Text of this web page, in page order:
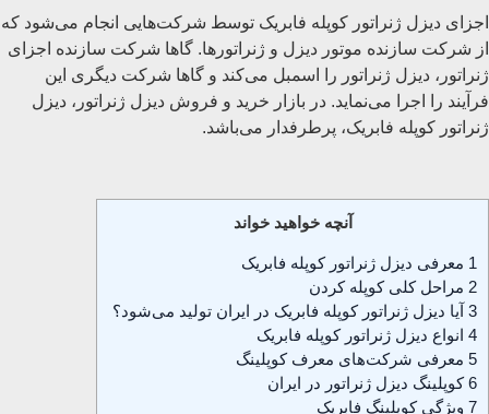
اجزای دیزل ژنراتور کوپله فابریک توسط شرکت‌هایی انجام می‌شود که
از شرکت سازنده موتور دیزل و ژنراتورها. گاها شرکت سازنده اجزای
ژنراتور، دیزل ژنراتور را اسمبل می‌کند و گاها شرکت دیگری این
فرآیند را اجرا می‌نماید. در بازار خرید و فروش دیزل ژنراتور، دیزل
ژنراتور کوپله فابریک، پرطرفدار می‌باشد.
آنچه خواهید خواند
1 معرفی دیزل ژنراتور کوپله فابریک
2 مراحل کلی کوپله کردن
3 آیا دیزل ژنراتور کوپله فابریک در ایران تولید می‌شود؟
4 انواع دیزل ژنراتور کوپله فابریک
5 معرفی شرکت‌های معرف کوپلینگ
6کوپلینگ دیزل ژنراتور در ایران
7 ویژگی کوپلینگ فابریک